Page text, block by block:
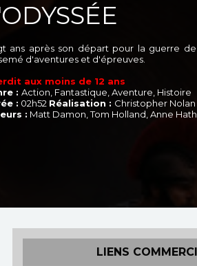
ans après son départ pour la guerre
d'aventures et d'épreuves.
aux moins de 12 ans
: Action, Fantastique, Aventure, Histoire
: 02h52 Réalisation : Christopher Nolan
: Matt Damon, Tom Holland, Anne
LIENS